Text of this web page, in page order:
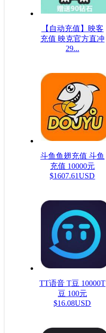
【自动充值】映客
充值 映克官方直冲
29...
斗鱼鱼翅充值 斗鱼
充值 10000元
$1607.61USD
TT语音 T豆 10000T
豆 100元
$16.08USD